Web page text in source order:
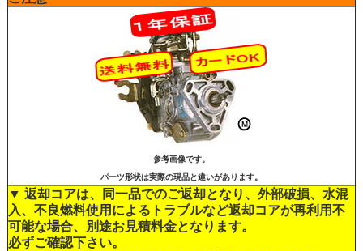
参考画像です。
パーツ形状は実際の現品と違いがあります。
▼ 返却コアは、同一品でのご返却となり、外部破損、水混
入、不良燃料使用によるトラブルなど返却コアが再利用不
可能な場合、別途お見積料金となります。
必ずご確認下さい。